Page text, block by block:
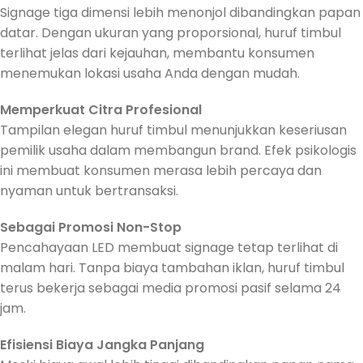
Signage tiga dimensi lebih menonjol dibandingkan papan
datar. Dengan ukuran yang proporsional, huruf timbul
terlihat jelas dari kejauhan, membantu konsumen
menemukan lokasi usaha Anda dengan mudah.
Memperkuat Citra Profesional
Tampilan elegan huruf timbul menunjukkan keseriusan
pemilik usaha dalam membangun brand. Efek psikologis
ini membuat konsumen merasa lebih percaya dan
nyaman untuk bertransaksi.
Sebagai Promosi Non-Stop
Pencahayaan LED membuat signage tetap terlihat di
malam hari. Tanpa biaya tambahan iklan, huruf timbul
terus bekerja sebagai media promosi pasif selama 24
jam.
Efisiensi Biaya Jangka Panjang